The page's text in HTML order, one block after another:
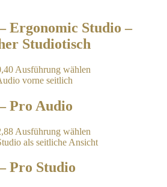
der
gewählt
Varianten
auf.
Die
können
Ergonomic Studio –
Studiotisch
Ausführung wählen
Die
Optionen
Pro Audio
Ausführung wählen
Produkt
Pro Studio